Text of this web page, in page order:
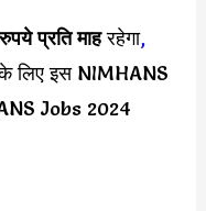
प्रति माहरहेगा,
लिए इस NIMHANS
Jobs 2024